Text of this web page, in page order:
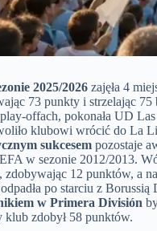
2025/2026 zajęła 4
73 punkty i strzelając 75
offach, pokonała UD
klubowi wrócić do La
sukcesem pozostaje
w sezonie 2012/2013.
zdobywając 12 punktów, a
po starciu z Borussią
w Primera División
klub zdobył 58 punktów.